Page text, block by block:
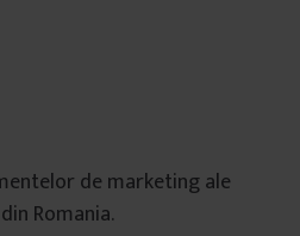
de marketing ale
Romania.